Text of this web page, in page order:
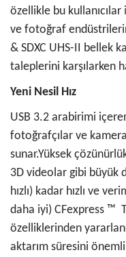
özellikle bu kullanıcılar
ve fotoğraf
& SDXC UHS-II bellek
taleplerini karşılarken
Yeni Nesil Hız
USB 3.2 arabirimi
fotoğrafçılar ve
sunar.Yüksek
3D videolar gibi büyük
hızlı) kadar hızlı ve
daha iyi) CFexpress ™
özelliklerinden
aktarım süresini